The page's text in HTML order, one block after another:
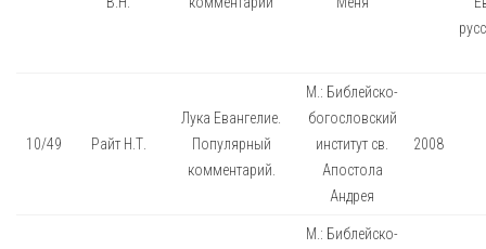
10/49 Райт Н.Т.
Лука Евангелие.
Популярный
комментарий.
М.: Библейско-
богословский
институт св.
Апостола
Андрея
2008
М.: Библейско-